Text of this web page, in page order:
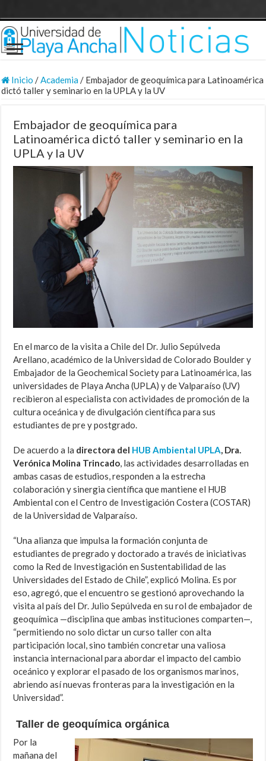
Inicio /Academia/ Embajador de geoquímica para Latinoamérica
dictó taller y seminario en la UPLA y la UV
Embajador de geoquímica para
Latinoamérica dictó taller y seminario en la
UPLA y la UV
En el marco de la visita a Chile del Dr. Julio Sepúlveda
Arellano, académico de la Universidad de Colorado Boulder y
Embajador de la Geochemical Society para Latinoamérica, las
universidades de Playa Ancha (UPLA) y de Valparaíso (UV)
recibieron al especialista con actividades de promoción de la
cultura oceánica y de divulgación científica para sus
estudiantes de pre y postgrado.
De acuerdo a la directora del HUB Ambiental UPLA , Dra.
Verónica Molina Trincado , las actividades desarrolladas en
ambas casas de estudios, responden a la estrecha
colaboración y sinergia científica que mantiene el HUB
Ambiental con el Centro de Investigación Costera (COSTAR)
de la Universidad de Valparaíso.
“Una alianza que impulsa la formación conjunta de
estudiantes de pregrado y doctorado a través de iniciativas
como la Red de Investigación en Sustentabilidad de las
Universidades del Estado de Chile”, explicó Molina. Es por
eso, agregó, que el encuentro se gestionó aprovechando la
visita al país del Dr. Julio Sepúlveda en su rol de embajador de
geoquímica —disciplina que ambas instituciones comparten—,
“permitiendo no solo dictar un curso taller con alta
participación local, sino también concretar una valiosa
instancia internacional para abordar el impacto del cambio
oceánico y explorar el pasado de los organismos marinos,
abriendo así nuevas fronteras para la investigación en la
Universidad”.
Taller de geoquímica orgánica
Por la
mañana del